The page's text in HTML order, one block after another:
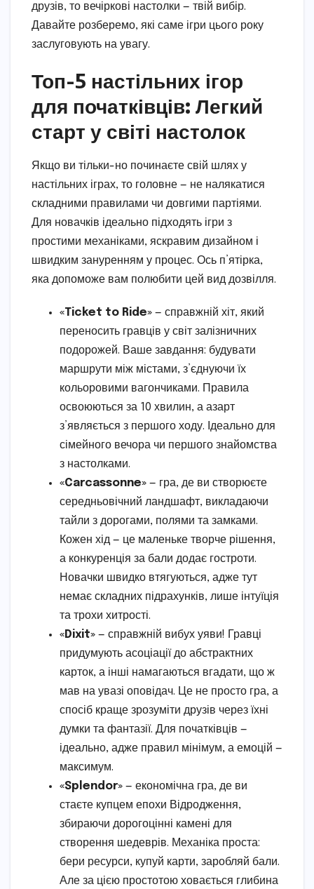
друзів, то вечіркові настолки — твій вибір.
Давайте розберемо, які саме ігри цього року
заслуговують на увагу.
Топ-5 настільних ігор
для початківців: Легкий
старт у світі настолок
Якщо ви тільки-но починаєте свій шлях у
настільних іграх, то головне — не налякатися
складними правилами чи довгими партіями.
Для новачків ідеально підходять ігри з
простими механіками, яскравим дизайном і
швидким зануренням у процес. Ось п’ятірка,
яка допоможе вам полюбити цей вид дозвілля.
«Ticket to Ride» — справжній хіт, який
переносить гравців у світ залізничних
подорожей. Ваше завдання: будувати
маршрути між містами, з’єднуючи їх
кольоровими вагончиками. Правила
освоюються за 10 хвилин, а азарт
з’являється з першого ходу. Ідеально для
сімейного вечора чи першого знайомства
з настолками.
«Carcassonne» — гра, де ви створюєте
середньовічний ландшафт, викладаючи
тайли з дорогами, полями та замками.
Кожен хід — це маленьке творче рішення,
а конкуренція за бали додає гостроти.
Новачки швидко втягуються, адже тут
немає складних підрахунків, лише інтуїція
та трохи хитрості.
«Dixit» — справжній вибух уяви! Гравці
придумують асоціації до абстрактних
карток, а інші намагаються вгадати, що ж
мав на увазі оповідач. Це не просто гра, а
спосіб краще зрозуміти друзів через їхні
думки та фантазії. Для початківців —
ідеально, адже правил мінімум, а емоцій —
максимум.
«Splendor» — економічна гра, де ви
стаєте купцем епохи Відродження,
збираючи дорогоцінні камені для
створення шедеврів. Механіка проста:
бери ресурси, купуй карти, заробляй бали.
Але за цією простотою ховається глибина